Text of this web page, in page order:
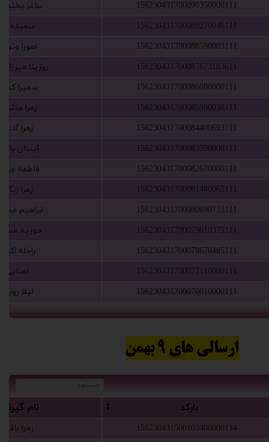
156230431700090350008111
‫ساغر
156230431700089270046111
‫سعیده
156230431700088590003111
‫اهورا
156230431700087673183611
‫روژینا
156230431700086080000111
‫سمیرا
156230431700085990038111
‫زهرا
156230431700084400693111
‫زهرا آدینه‬‏
156230431700083590008111
‫آیسان
156230431700082670000111
‫فاطمه
156230431700081480065111
‫زهرا زنگنه‬‏
156230431700080690733111
‫ابراهیم
156230431700079610375111
‫حوریه
156230431700078670485111
‫راحله
156230431700077110000111
‫نعنایی
156230431700076010000111
‫لیلا رویان‬‏
‫بارکد‬‏ ‫نام
156230431500103400000114
‫زهرا باقری‬‏
ارسالی های 9 بهمن